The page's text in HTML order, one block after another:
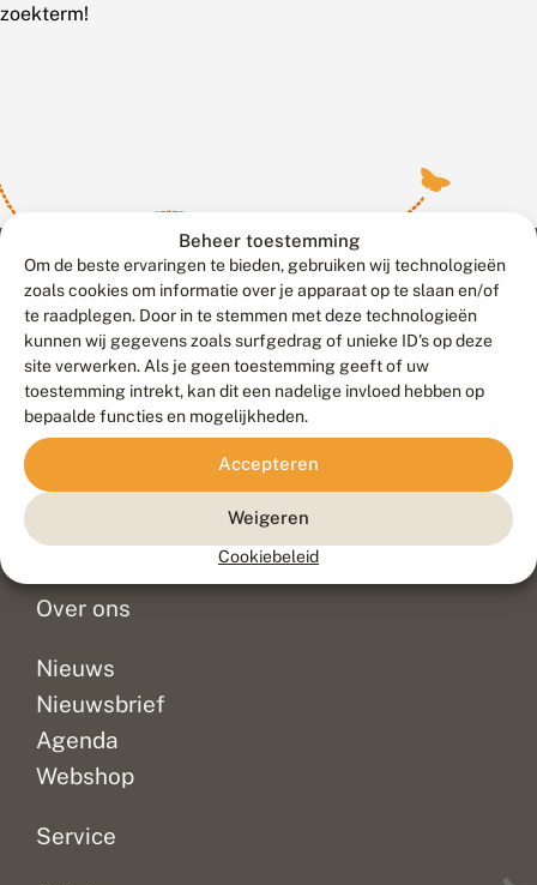
Beheer toestemming
Om de beste ervaringen te bieden, gebruiken wij technologieën
zoals cookies om informatie over je apparaat op te slaan en/of
te raadplegen. Door in te stemmen met deze technologieën
kunnen wij gegevens zoals surfgedrag of unieke ID's op deze
site verwerken. Als je geen toestemming geeft of uw
toestemming intrekt, kan dit een nadelige invloed hebben op
bepaalde functies en mogelijkheden.
Accepteren
Weigeren
Cookiebeleid
zoekterm!
Contact
Veelgestelde vragen
Doneer
Over ons
Nieuws
Nieuwsbrief
Agenda
Webshop
Service
Meld waarnemingen© 2026 Vlinderstichting
Duurzaam ontwikkeld door
Go2People
, ontworpen door
Blue Field Agency
Privacy
Disclaimer
Sitemap